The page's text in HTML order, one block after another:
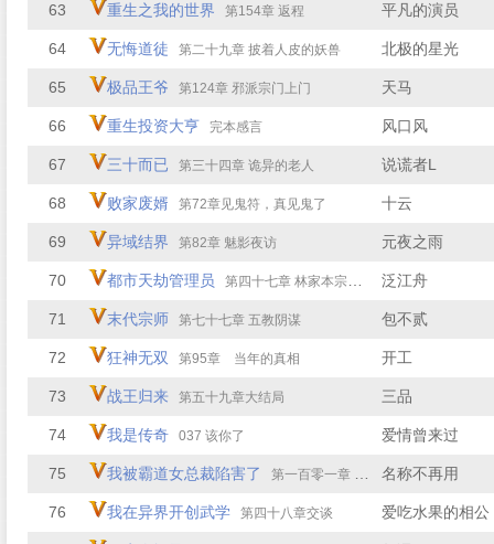
63 重生之我的世界 第154章 返程 平凡的演员
64 无悔道徒 第二十九章 披着人皮的妖兽 北极的星光
65 极品王爷 第124章 邪派宗门上门 天马
66 重生投资大亨 完本感言 风口风
67 三十而已 第三十四章 诡异的老人 说谎者L
68 败家废婿 第72章见鬼符，真见鬼了 十云
69 异域结界 第82章 魅影夜访 元夜之雨
70 都市天劫管理员 第四十七章 林家本宗的制裁 泛江舟
71 末代宗师 第七十七章 五教阴谋 包不贰
72 狂神无双 第95章 当年的真相 开工
73 战王归来 第五十九章大结局 三品
74 我是传奇 037 该你了 爱情曾来过
75 我被霸道女总裁陷害了 第一百零一章 黄村善后人钱一 名称不再用
76 我在异界开创武学 第四十八章交谈 爱吃水果的相公